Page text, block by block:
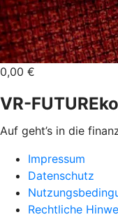
0,00 €
VR-
Auf geht’s in die
Impressum
Datenschutz
Rechtliche